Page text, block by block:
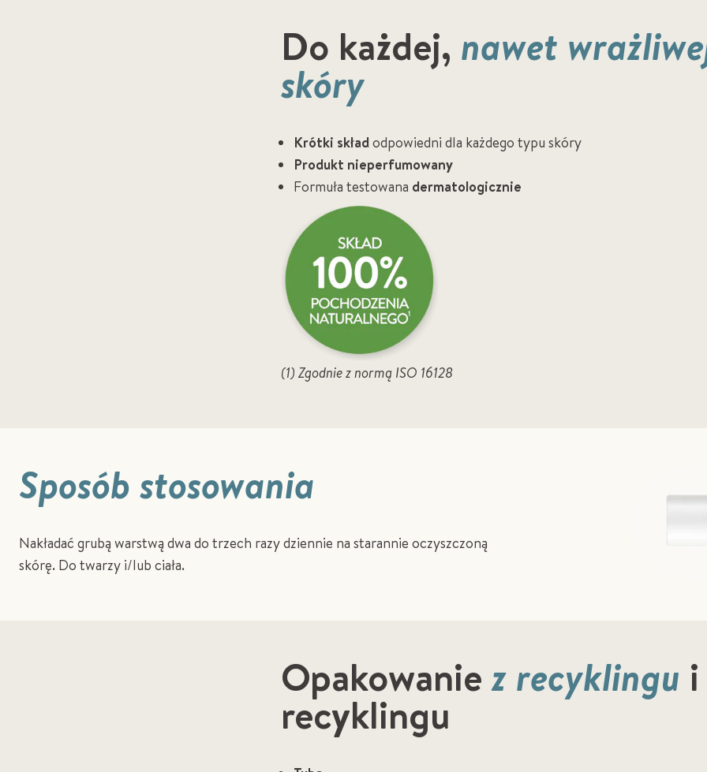
Do każdej, nawet
skóry
Krótki skład odpowiedni dla każdego typu skóry
Produkt nieperfumowany
Formuła testowana dermatologicznie
(1) Zgodnie z normą ISO 16128
Sposób stosowania
Nakładać grubą warstwą dwa do trzech razy dziennie na starannie oczyszczoną
skórę. Do twarzy i/lub ciała.
Opakowaniez recyklingu i
recyklingu